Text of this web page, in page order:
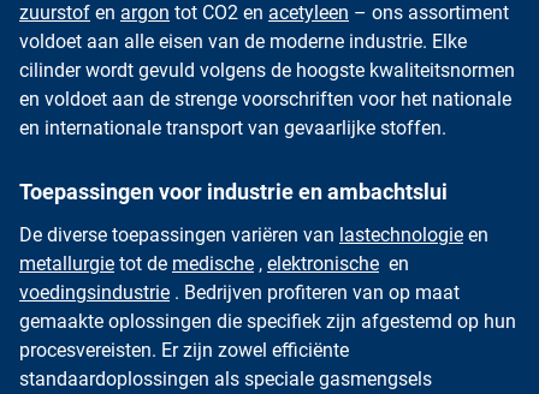
zuurstof en argon tot CO2 en acetyleen – ons assortiment
voldoet aan alle eisen van de moderne industrie. Elke
cilinder wordt gevuld volgens de hoogste kwaliteitsnormen
en voldoet aan de strenge voorschriften voor het nationale
en internationale transport van gevaarlijke stoffen.
Toepassingen voor industrie en ambachtslui
De diverse toepassingen variëren van lastechnologie en
metallurgie tot de medische , elektronische en
voedingsindustrie . Bedrijven profiteren van op maat
gemaakte oplossingen die specifiek zijn afgestemd op hun
procesvereisten. Er zijn zowel efficiënte
standaardoplossingen als speciale gasmengsels